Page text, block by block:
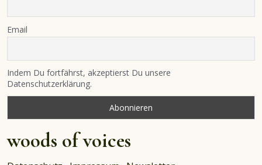
Email
Indem Du fortfährst, akzeptierst Du unsere
Datenschutzerklärung.
woods of voices